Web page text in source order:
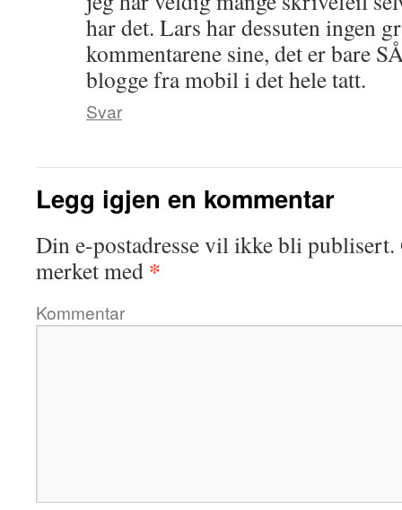
har det. Lars har dessuten ingen
kommentarene sine, det er bare
blogge fra mobil i det hele tatt.
Svar
Legg igjen en kommentar
Din e-postadresse vil ikke bli publisert.
merket med *
Kommentar